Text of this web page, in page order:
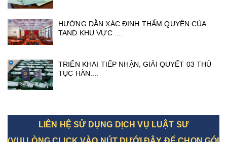
HƯỚNG DẪN XÁC ĐỊNH THẨM QUYỀN CỦA
TAND KHU VỰC ....
TRIỂN KHAI TIẾP NHẬN, GIẢI QUYẾT 03 THỦ
TỤC HÀN....
LIÊN HỆ SỬ DỤNG DỊCH VỤ LUẬT SƯ